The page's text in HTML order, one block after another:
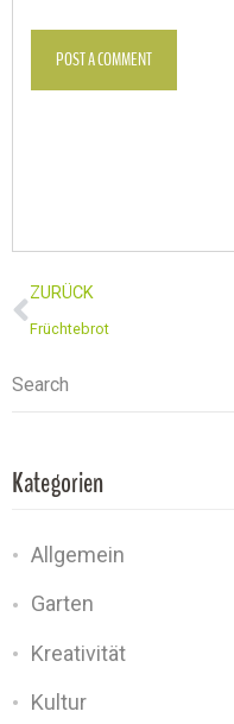
POST A COMMENT
ZURÜCK
Früchtebrot
Search
Kategorien
Allgemein
Garten
Kreativität
Kultur